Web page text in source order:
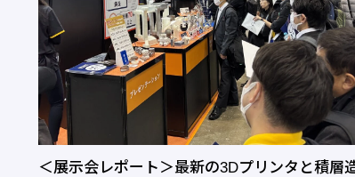
＜展示会レポート＞最新の3Dプリンタと積層